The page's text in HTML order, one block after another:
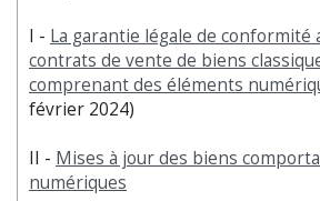
I - La garantie légale de conformité
contrats de vente de biens
comprenant des éléments
février 2024)
II - Mises à jour des biens
numériques